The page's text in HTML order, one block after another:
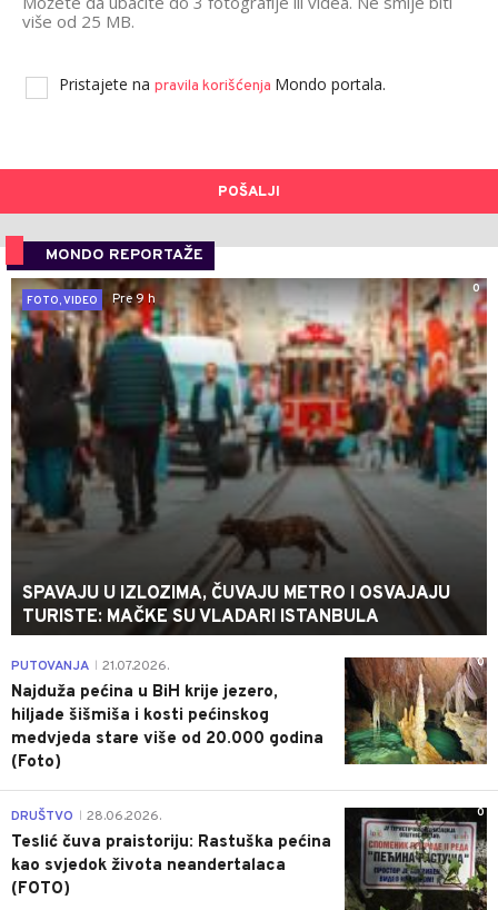
više od 25 MB.
Pristajete na pravila korišćenja Mondo portala.
POŠALJI
MONDO REPORTAŽE
0
FOTO, VIDEO
Pre 9 h
SPAVAJU U IZLOZIMA, ČUVAJU METRO I OSVAJAJU
TURISTE: MAČKE SU VLADARI ISTANBULA
0
PUTOVANJA 21.07.2026.
Najduža pećina u BiH krije jezero,
hiljade šišmiša i kosti pećinskog
medvjeda stare više od 20.000 godina
(Foto)
0
DRUŠTVO 28.06.2026.
Teslić čuva praistoriju: Rastuška pećina
kao svjedok života neandertalaca
(FOTO)